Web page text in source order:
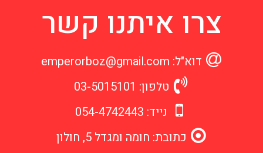
צרו איתנו קשר
דוא"ל: emperorboz@gmail.com
טלפון: 03-5015101
נייד: 054-4742443
כתובת: חומה ומגדל 5, חולון